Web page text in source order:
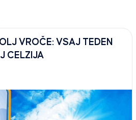
VROČE: VSAJ TEDEN
CELZIJA